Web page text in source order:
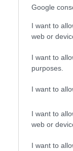
Google
I want to
web or
I want to
purposes.
I want to
I want to
web or
I want to